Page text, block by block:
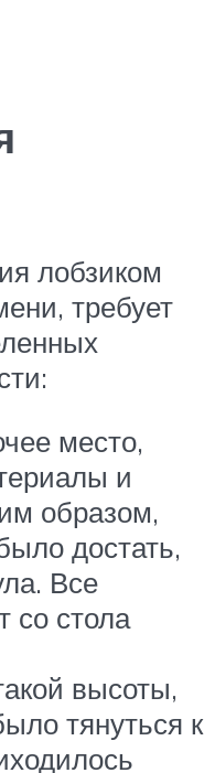
лобзиком
требует
место,
и
образом,
достать,
Все
со стола
высоты,
тянуться к